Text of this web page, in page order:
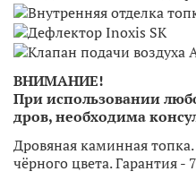
ВНИМАНИЕ!
При использовании
дров, необходима
Дровяная каминная
чёрного цвета. Гарантия -